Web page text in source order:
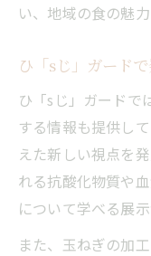
い、地域の食の魅
ひ「sじ」ガード
ひ「sじ」ガードで
する情報も提供し
えた新しい視点を
れる抗酸化物質や
について学べる展示
また、玉ねぎの加